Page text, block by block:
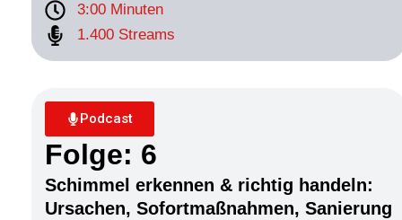
3:00 Minuten
1.400 Streams
Podcast
Folge: 6
Schimmel erkennen & richtig handeln:
Ursachen, Sofortmaßnahmen, Sanierung